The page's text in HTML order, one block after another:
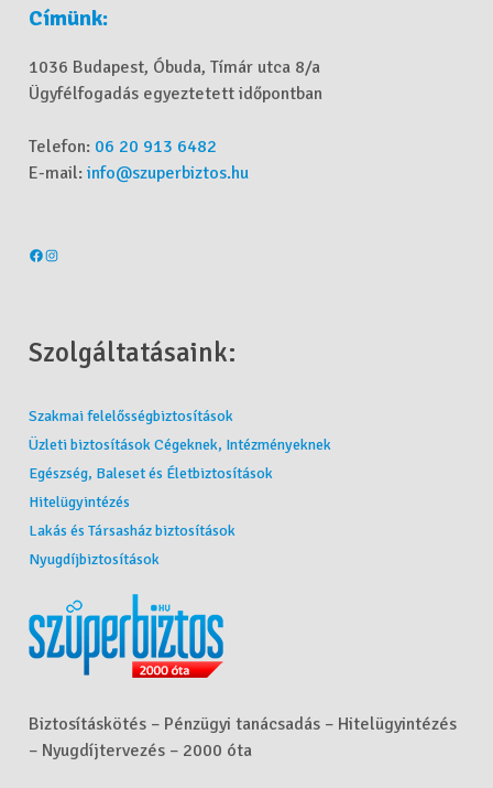
Címünk:
1036 Budapest, Óbuda, Tímár utca 8/a
Ügyfélfogadás egyeztetett időpontban
Telefon: 06 20 913 6482
E-mail:info@szuperbiztos.hu
Szolgáltatásaink:
Szakmai felelősségbiztosítások
Üzleti biztosítások Cégeknek, Intézményeknek
Egészség, Baleset és Életbiztosítások
Hitelügyintézés
Lakás és Társasház biztosítások
Nyugdíjbiztosítások
Biztosításkötés – Pénzügyi tanácsadás – Hitelügyintézés
– Nyugdíjtervezés – 2000 óta